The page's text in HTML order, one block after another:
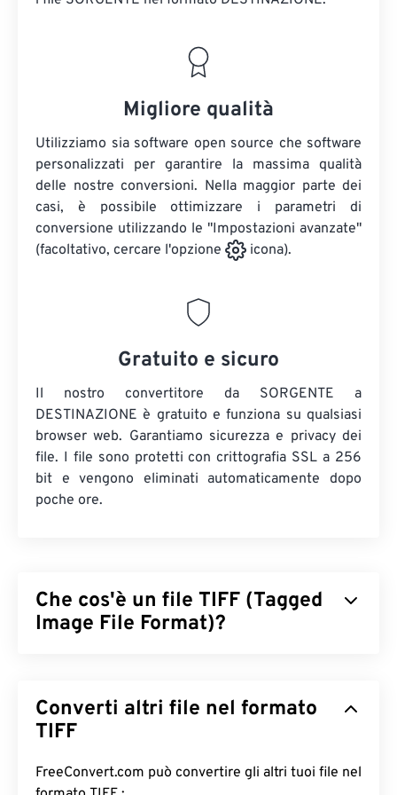
Migliore qualità
Utilizziamo sia software open source che software
personalizzati per garantire la massima qualità
delle nostre conversioni. Nella maggior parte dei
casi, è possibile ottimizzare i parametri di
conversione utilizzando le "Impostazioni avanzate"
(facoltativo, cercare l'opzione
icona).
Gratuito e sicuro
Il nostro convertitore da SORGENTE a
DESTINAZIONE è gratuito e funziona su qualsiasi
browser web. Garantiamo sicurezza e privacy dei
file. I file sono protetti con crittografia SSL a 256
bit e vengono eliminati automaticamente dopo
poche ore.
Che cos'è un file TIFF (Tagged
Image File Format)?
più comuni. L'uso più diffuso dei file TIFF è nella
pubblicità digitale e nel desktop publishing. La
questo formato la flessibilità necessaria per
Converti altri file nel formato
TIFF
FreeConvert.com può convertire gli altri tuoi file nel